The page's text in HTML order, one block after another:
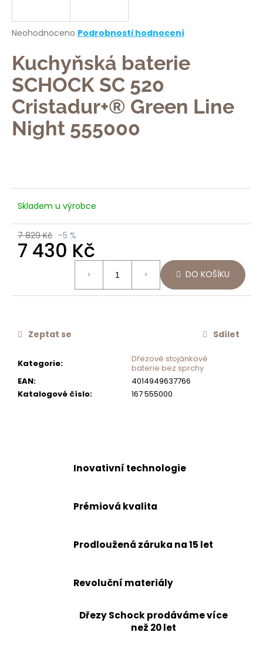
Průměrné
produktu
je
0,0
z
5
hvězdiček.
Neohodnoceno Podrobnosti hodnocení
Kuchyňská baterie
SCHOCK SC 520
Cristadur+® Green Line
Night 555000
Skladem u výrobce
7 829 Kč –5 %
7 430 Kč
DO KOŠÍKU
Kategorie:
Dřezové stojánkové
baterie bez sprchy
EAN:
4014949637766
Katalogové číslo: 167 555000
Zeptat se Sdílet
Inovativní technologie
Prémiová kvalita
Prodloužená záruka na 15 let
Revoluční materiály
Dřezy Schock prodáváme více
než 20 let
j
t
?
HLEDAT
D
o
o
j
e
SCHOCK
FILTR
PEVNÝCH
ČÁSTIC